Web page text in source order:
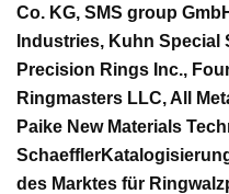
Co. KG, SMS group
Industries, Kuhn Special
Precision Rings Inc.,
Ringmasters LLC, All
Paike New Materials
Schaeffler
des Marktes für